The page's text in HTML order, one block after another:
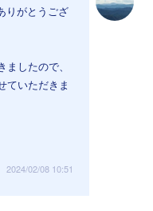
りがとうござ
したので、
ていただきま
2024/02/08 10:51